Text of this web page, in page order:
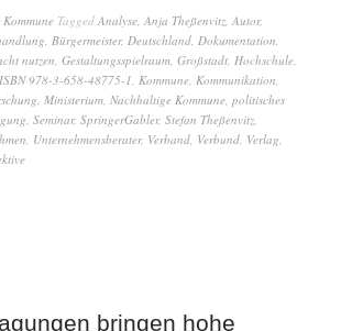
Tagged Analyse, Anja Theßenvitz, Autor,
, Bürgermeister, Deutschland, Dokumentation,
nutzen, Gestaltungsspielraum, Großstadt, Hochschule,
ISBN 978-3-658-48775-1, Kommune, Kommunikation,
, Ministerium, Nachhaltige Kommune, politisches
, Seminar, SpringerGabler, Stefan Theßenvitz,
, Unternehmensberater, Verband, Verbund, Verlag,
bringen hohe